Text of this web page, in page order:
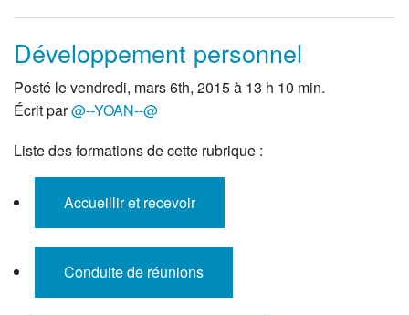
Développement personnel
Posté le vendredi, mars 6th, 2015 à 13 h 10 min.
Écrit par@--YOAN--@
Liste des formations de cette rubrique :
Accueillir et recevoir
Conduite de réunions